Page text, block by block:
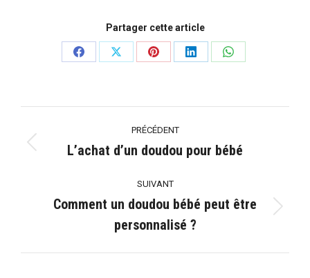
Partager cette article
PartagerPartagerPartagerPartagerPartager
Navigation
article
PRÉCÉDENT
Article
:
L’achat d’un doudou pour bébé
SUIVANT
suivant
:
Comment un doudou bébé peut être
personnalisé ?